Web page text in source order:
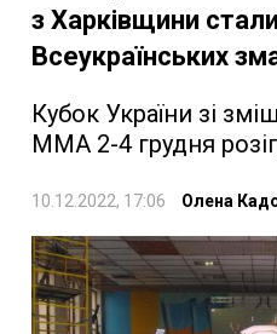
з Харківщини
Всеукраїнських
Кубок України зі
ММА 2-4 грудня
10.12.2022, 17:06 Олена